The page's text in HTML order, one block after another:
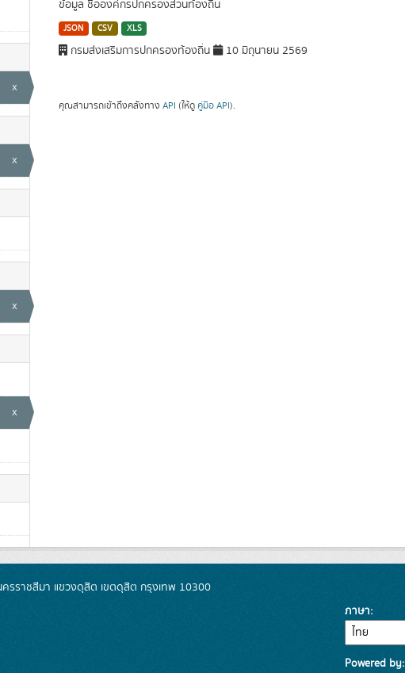
x
x
x
x
ข้อมูล ชื่อองค์กรปกครองส่วนท้องถิ่น
JSON CSV XLS
กรมส่งเสริมการปกครองท้องถิ่น 10 มิถุนายน 2569
คุณสามารถเข้าถึงคลังทาง API (ให้ดู คู่มือ API).
รราชสีมา แขวงดุสิต เขตดุสิต กรุงเทพ 10300
ภาษา
Powered by: